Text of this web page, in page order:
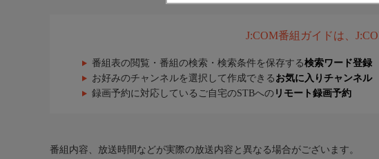
J:COM番組ガイドは、
番組表の閲覧・番組の検索・検索条件を保存する検索ワード登録
お好みのチャンネルを選択して作成できる お気に入りチャンネル
録画予約に対応しているご自宅のSTBへの リモート録画予約
番組内容、放送時間などが実際の放送内容と異なる場合がございます。